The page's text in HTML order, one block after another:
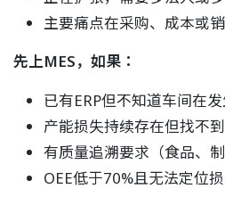
主要痛点在采购、成本或
先上MES，如果：
已有ERP但不知道车间在
产能损失持续存在但找不
有质量追溯要求（食品、制
OEE低于70%且无法定位